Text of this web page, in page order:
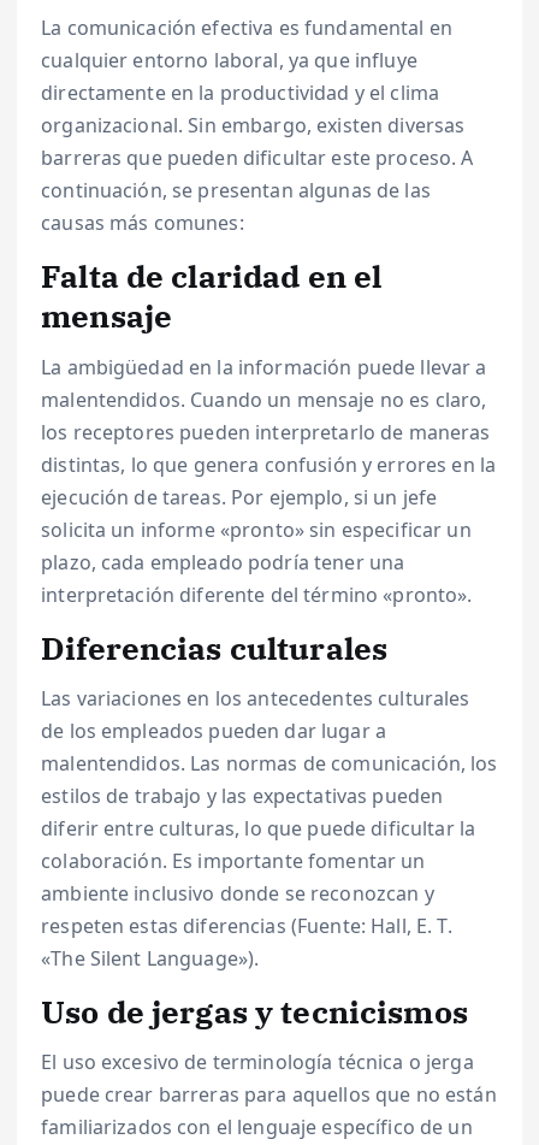
La comunicación efectiva es fundamental en
cualquier entorno laboral, ya que influye
directamente en la productividad y el clima
organizacional. Sin embargo, existen diversas
barreras que pueden dificultar este proceso. A
continuación, se presentan algunas de las
causas más comunes:
Falta de claridad en el
mensaje
La ambigüedad en la información puede llevar a
malentendidos. Cuando un mensaje no es claro,
los receptores pueden interpretarlo de maneras
distintas, lo que genera confusión y errores en la
ejecución de tareas. Por ejemplo, si un jefe
solicita un informe «pronto» sin especificar un
plazo, cada empleado podría tener una
interpretación diferente del término «pronto».
Diferencias culturales
Las variaciones en los antecedentes culturales
de los empleados pueden dar lugar a
malentendidos. Las normas de comunicación, los
estilos de trabajo y las expectativas pueden
diferir entre culturas, lo que puede dificultar la
colaboración. Es importante fomentar un
ambiente inclusivo donde se reconozcan y
respeten estas diferencias (Fuente: Hall, E. T.
«The Silent Language»).
Uso de jergas y tecnicismos
El uso excesivo de terminología técnica o jerga
puede crear barreras para aquellos que no están
familiarizados con el lenguaje específico de un